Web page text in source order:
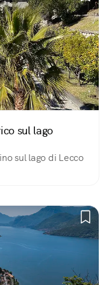
sul lago
sul lago di Lecco